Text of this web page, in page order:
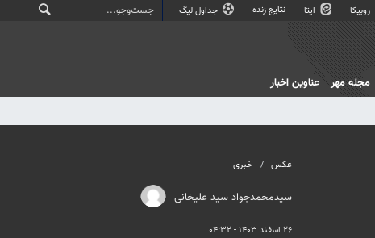
روبیکا ایتا نتایج زنده جداول لیگ
مجله مهر عناوین اخبار
عکس خبری
سیدمحمدجواد سید علیخانی
۲۶ اسفند ۱۴۰۳ - ۰۴:۳۲